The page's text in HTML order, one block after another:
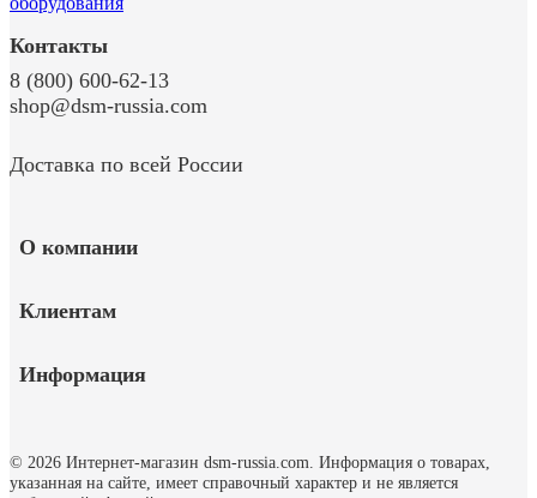
О компании
Клиентам
Информация
Контакты
8 (800) 600-62-13
shop@dsm-russia.com
Доставка по всей России
© 2026 Интернет-магазин dsm-russia.com. Информация о товарах,
указанная на сайте, имеет справочный характер и не является